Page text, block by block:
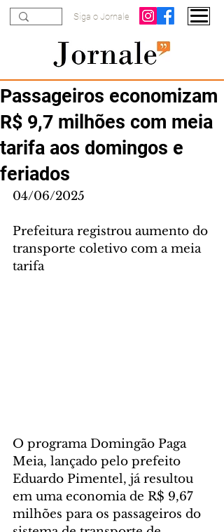
Siga o Jornale
Passageiros economizam
R$ 9,7 milhões com meia
tarifa aos domingos e
feriados
04/06/2025
Prefeitura registrou aumento do
transporte coletivo com a meia
tarifa
O programa Domingão Paga
Meia, lançado pelo prefeito
Eduardo Pimentel, já resultou
em uma economia de R$ 9,67
milhões para os passageiros do